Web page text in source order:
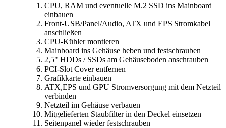
CPU, RAM und eventuelle M.2 SSD ins Mainboard
einbauen
Front-USB/Panel/Audio, ATX und EPS Stromkabel
anschließen
CPU-Kühler montieren
Mainboard ins Gehäuse heben und festschrauben
2,5" HDDs / SSDs am Gehäuseboden anschrauben
PCI-Slot Cover entfernen
Grafikkarte einbauen
ATX,EPS und GPU Stromversorgung mit dem Netzteil
verbinden
Netzteil im Gehäuse verbauen
Mitgelieferten Staubfilter in den Deckel einsetzen
Seitenpanel wieder festschrauben